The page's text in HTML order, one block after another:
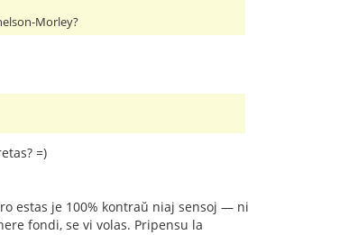
Morley?
=)
estas je 100% kontraŭ niaj sensoj — ni
fondi, se vi volas. Pripensu la